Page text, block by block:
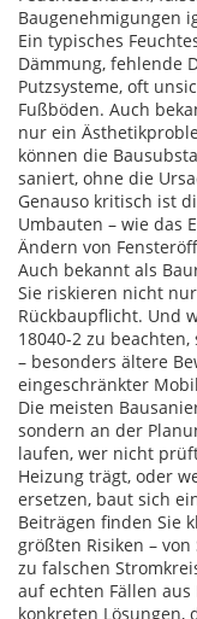
Baugenehmigungen
Ein typisches
Dämmung, fehlende
Putzsysteme, oft
Fußböden. Auch
nur ein
können die
saniert, ohne die
Genauso kritisch ist
Umbauten – wie das
Ändern von
Auch bekannt als
Sie riskieren nicht
Rückbaupflicht. Und
18040-2 zu
– besonders ältere
eingeschränkter
Die meisten
sondern an der
laufen, wer nicht
Heizung trägt, oder
ersetzen, baut sich
Beiträgen finden Sie
größten Risiken –
zu falschen
auf echten Fällen
konkreten Lösungen,